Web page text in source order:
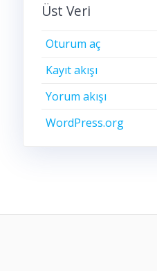
Üst Veri
Oturum aç
Kayıt akışı
Yorum akışı
WordPress.org